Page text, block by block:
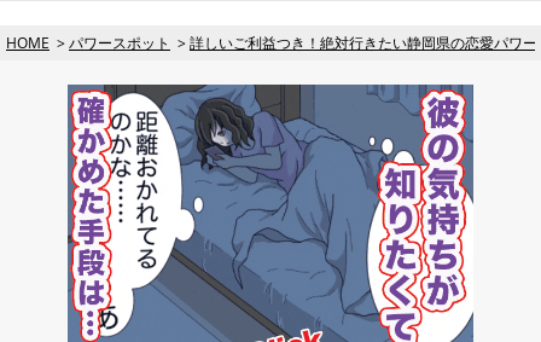
HOME パワースポット 詳しいご利益つき！絶対行きたい静岡県の恋愛パワ